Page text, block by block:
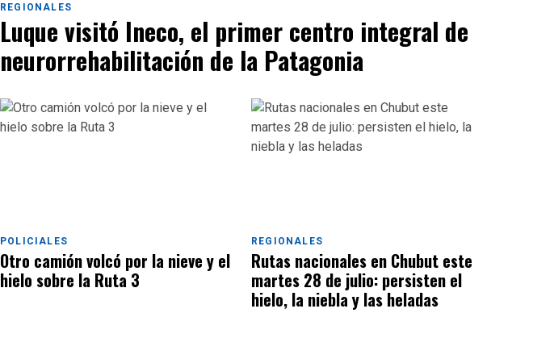
REGIONALES
Luque visitó Ineco, el primer centro integral de
neurorrehabilitación de la Patagonia
POLICIALES
Otro camión volcó por la nieve y el
hielo sobre la Ruta 3
REGIONALES
Rutas nacionales en Chubut este
martes 28 de julio: persisten el
hielo, la niebla y las heladas